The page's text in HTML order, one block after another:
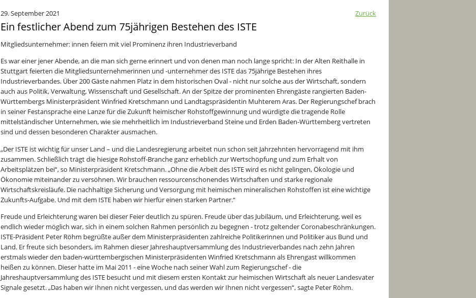
Zurück
29. September 2021
Ein festlicher Abend zum 75jährigen Bestehen des ISTE
Mitgliedsunternehmer: innen feiern mit viel Prominenz ihren Industrieverband
Es war einer jener Abende, an die man sich gerne erinnert und von denen man noch lange spricht: In der Alten Reithalle in
Stuttgart feierten die Mitgliedsunternehmerinnen und -unternehmer des ISTE das 75jährige Bestehen ihres
Industrieverbandes. Über 200 Gäste nahmen Platz in dem historischen Oval - nicht nur solche aus der Wirtschaft, sondern
auch aus Politik, Verwaltung, Wissenschaft und Gesellschaft. An der Spitze der prominenten Ehrengäste rangierten Baden-
Württembergs Ministerpräsident Winfried Kretschmann und Landtagspräsidentin Muhterem Aras. Der Regierungschef brach
in seiner Festansprache eine Lanze für die Zukunft heimischer Rohstoffgewinnung und würdigte die tragende Rolle
mittelständischer Unternehmen, wie sie mehrheitlich im Industrieverband Steine und Erden Baden-Württemberg vertreten
sind und dessen besonderen Charakter ausmachen.
„Der ISTE ist wichtig für unser Land – und die Landesregierung arbeitet nun schon seit Jahrzehnten hervorragend mit ihm
zusammen. Schließlich trägt die hiesige Rohstoff-Branche ganz erheblich zur Wertschöpfung und zum Erhalt von
Arbeitsplätzen bei“, so Ministerpräsident Kretschmann. „Ohne die Arbeit des ISTE wird es nicht gelingen, Ökologie und
Ökonomie miteinander zu versöhnen. Wir brauchen ressourcenschonendes Wirtschaften und starke regionale
Wirtschaftskreisläufe. Die nachhaltige Sicherung und Versorgung mit heimischen mineralischen Rohstoffen ist eine wichtige
Zukunfts-Aufgabe. Und mit dem ISTE haben wir hierfür einen starken Partner.“
Freude und Erleichterung waren bei dieser Feier deutlich zu spüren. Freude über das Jubiläum, und Erleichterung, weil es
endlich wieder möglich war, sich in einem solchen Rahmen persönlich zu begegnen - trotz geltender Coronabeschränkungen.
ISTE-Präsident Peter Röhm begrüßte außer dem Ministerpräsidenten zahlreiche Politikerinnen und Politiker aus Bund und
Land. Er freute sich besonders, im Rahmen dieser Jahreshauptversammlung des Industrieverbandes nach zehn Jahren
erstmals wieder den baden-württembergischen Ministerpräsidenten Winfried Kretschmann als Ehrengast willkommen
heißen zu können. Dieser hatte im Mai 2011 - eine Woche nach seiner Wahl zum Regierungschef - die
Jahreshauptversammlung des ISTE besucht und mit diesem ersten Kontakt zur heimischen Wirtschaft als neuer Landesvater
Signale gesetzt. „Das haben wir Ihnen nicht vergessen, und das werden wir Ihnen nicht vergessen“, sagte Peter Röhm.